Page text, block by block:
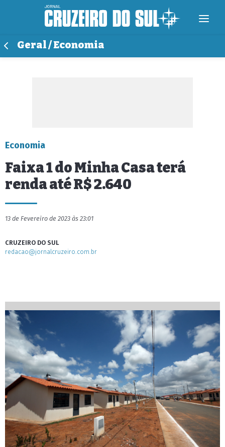
Geral / Economia
Economia
Faixa 1 do Minha Casa terá
renda até R$ 2.640
13 de Fevereiro de 2023 às 23:01
CRUZEIRO DO SUL
redacao@jornalcruzeiro.com.br